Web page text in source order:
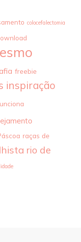
colocefalectomia
freebie
inspiração
raças de
rio de